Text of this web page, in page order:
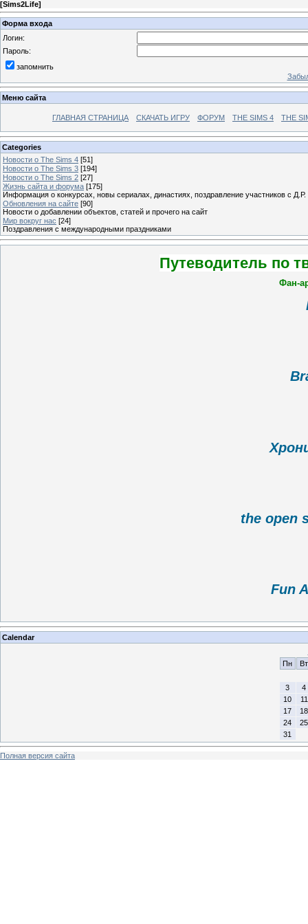
[Sims2Life]
Форма входа
Логин:
Пароль:
запомнить
Меню сайта
ГЛАВНАЯ СТРАНИЦА СКАЧАТЬ ИГРУ ФОРУМ THE SIMS 4 THE
Categories
Новости о The Sims 4 [51]
Новости о The Sims 3 [194]
Новости о The Sims 2 [27]
Жизнь сайта и форума [175]
Информация о конкурсах, новы сериалах, династиях, поздравление участников с Д.Р.
Обновления на сайте [90]
Новости о добавлении объектов, статей и прочего на сайт
Мир вокруг нас [24]
Поздравления с международными праздниками
Путеводитель по
Фан-
the open
Fun
Calendar
Пн
Вт
3
4
10
11
17
18
24
25
31
Полная версия сайта